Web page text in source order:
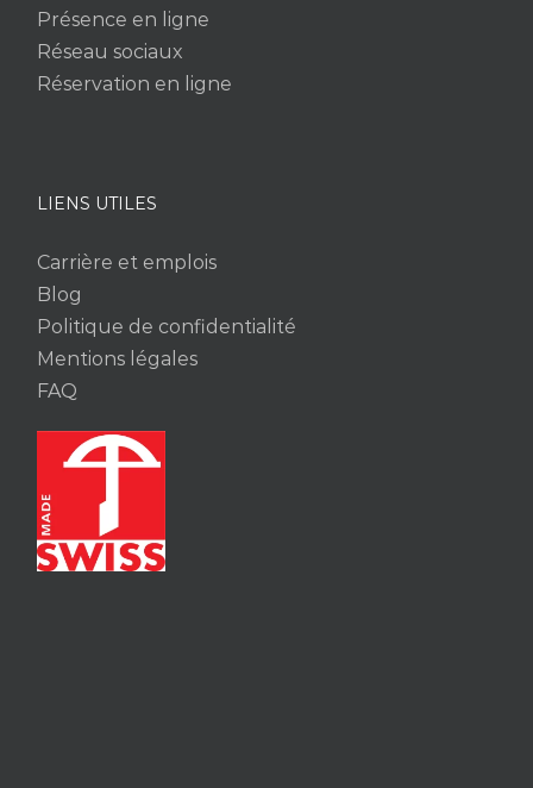
Présence en ligne
Réseau sociaux
Réservation en ligne
LIENS UTILES
Carrière et emplois
Blog
Politique de confidentialité
Mentions légales
FAQ